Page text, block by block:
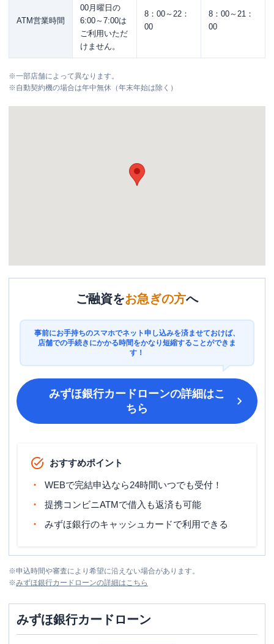
ATM営業時間
00月曜日の
6:00～7:00は
ご利用いただ
けません。
8：00～22：
00
8：00～21：
00
※一部店舗によって異なります。
※自動契約機の場合は年中無休（年末年始は除く）
ご融資をお急ぎの方へ
事前にお手持ちのスマホでネット申し込みを済ませておけば、
店舗での手続きにかかる時間をかなり短縮することができま
す！
みずほ銀行カードローンの詳細はこ
ちら
おすすめポイント
WEBで完結申込なら24時間いつでも受付！
提携コンビニATMで借入も返済も可能
みずほ銀行のキャッシュカードで利用できる
※申込時間や審査により希望に沿えない場合があります。
※みずほ銀行カードローンの詳細はこちら
みずほ銀行カードローン